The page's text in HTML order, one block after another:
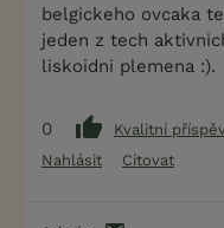
belgickeho ovcaka
jeden z tech
liskoidni plemena :).
0
Kvalitní
Nahlásit
Citovat